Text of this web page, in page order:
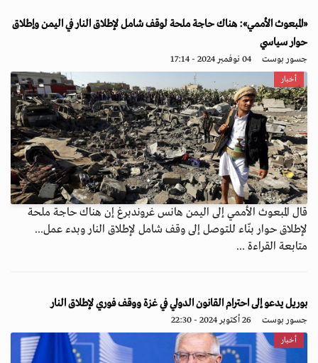
«المبعوث الأممي»: هناك حاجة ملحة لوقف شامل لإطلاق النار في اليمن وإطلاق
حوار سياسي
جسور بوست 04 نوفمبر 2024 - 17:14
أخبار
قال المبعوث الأممي إلى اليمن هانس غروندبرغ إن هناك حاجة ملحة
لإطلاق حوار بنّاء للتوصل إلى وقف شامل لإطلاق النار وبدء عمل...
متابعة القراءة ...
بوريل يدعو إلى احترام القانون الدولي في غزة ووقف فوري لإطلاق النار
جسور بوست 26 أكتوبر 2024 - 22:30
أخبار